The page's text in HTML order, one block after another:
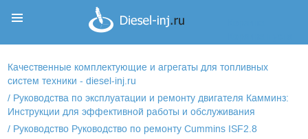
Качественные комплектующие и агрегаты для топливных
систем техники - diesel-inj.ru
/ Руководства по эксплуатации и ремонту двигателя Камминз:
Инструкции для эффективной работы и обслуживания
/ Руководство Руководство по ремонту Cummins ISF2.8